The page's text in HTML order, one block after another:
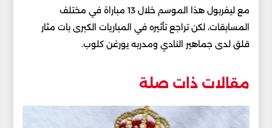
مع ليفربول هذا الموسم خلال 13 مباراة في مختلف
المسابقات، لكن تراجع تأثيره في المباريات الكبرى بات مثار
قلق لدى جماهير النادي ومدربه يورغن كلوب.
مقالات ذات صلة